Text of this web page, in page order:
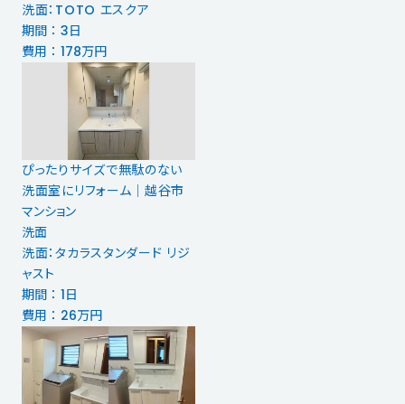
洗面：TOTO エスクア
期間 ： 3日
費用 ： 178万円
ぴったりサイズで無駄のない
洗面室にリフォーム｜越谷市
マンション
洗面
洗面：タカラスタンダード リジ
ャスト
期間 ： 1日
費用 ： 26万円